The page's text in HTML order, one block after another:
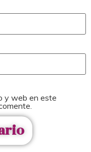
y web en este